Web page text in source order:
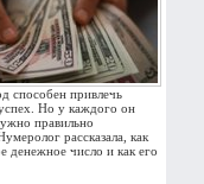
способен привлечь
Но у каждого он
правильно
рассказала, как
денежное число и как его